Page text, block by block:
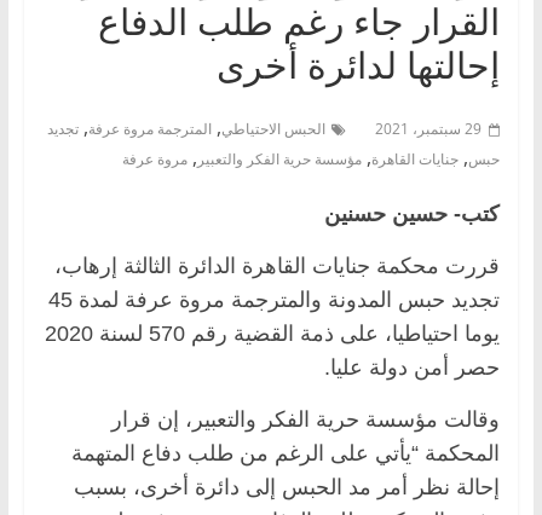
القرار جاء رغم طلب الدفاع
إحالتها لدائرة أخرى
29 سبتمبر، 2021 الحبس الاحتياطي, المترجمة مروة عرفة, تجديد
حبس, جنايات القاهرة, مؤسسة حرية الفكر والتعبير , مروة عرفة
كتب- حسين حسنين
قررت محكمة جنايات القاهرة الدائرة الثالثة إرهاب،
تجديد حبس المدونة والمترجمة مروة عرفة لمدة 45
يوما احتياطيا، على ذمة القضية رقم 570 لسنة 2020
حصر أمن دولة عليا.
وقالت مؤسسة حرية الفكر والتعبير، إن قرار
المحكمة “يأتي على الرغم من طلب دفاع المتهمة
إحالة نظر أمر مد الحبس إلى دائرة أخرى، بسبب